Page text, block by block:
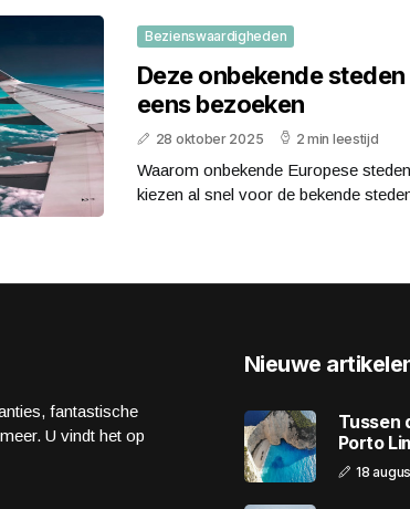
Bezienswaardigheden
Deze onbekende
eens bezoeken
28 oktober 2025 2 min leestijd
Waarom onbekende Europese
kiezen al snel voor de bekende
fantastische
U vindt het op
Nieuwe
Tussen
Porto
18